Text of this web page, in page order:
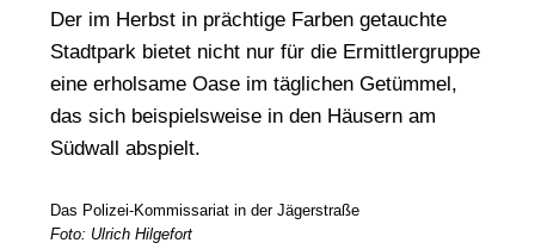
Der im Herbst in prächtige Farben getauchte
Stadtpark bietet nicht nur für die Ermittlergruppe
eine erholsame Oase im täglichen Getümmel,
das sich beispielsweise in den Häusern am
Südwall abspielt.
Das Polizei-Kommissariat in der Jägerstraße
Foto: Ulrich Hilgefort